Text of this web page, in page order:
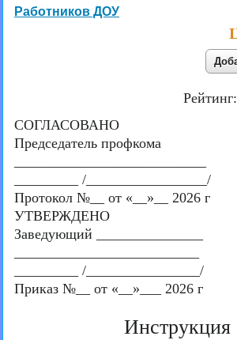
Работников ДОУ
Рейтинг:
СОГЛАСОВАНО
Председатель профкома
_________ /_________________/
Протокол №__ от «__»__ 2026 г
УТВЕРЖДЕНО
Заведующий _______________
_________ /________________/
Приказ №__ от «__»___ 2026 г
Инструкция